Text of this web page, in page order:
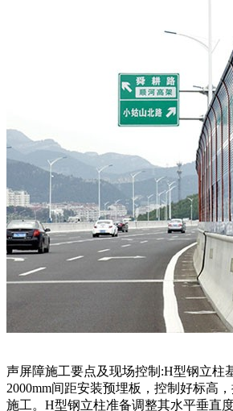
声屏障施工要点及现场控制:H型钢立柱
2000mm间距安装预埋板，控制好标高
施工。H型钢立柱准备调整其水平垂直